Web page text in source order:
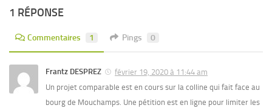
1 RÉPONSE
Commentaires 1 Pings 0
Frantz DESPREZ
février 19, 2020 à 11:44 am
Un projet comparable est en cours sur la colline qui fait face au
bourg de Mouchamps. Une pétition est en ligne pour limiter les